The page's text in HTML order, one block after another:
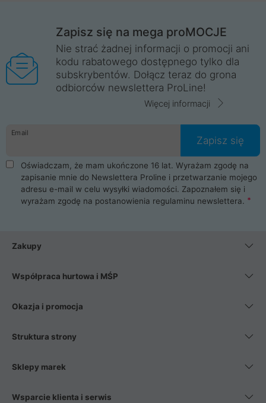
Zapisz się na mega proMOCJE
Nie strać żadnej informacji o promocji ani
kodu rabatowego dostępnego tylko dla
subskrybentów. Dołącz teraz do grona
odbiorców newslettera ProLine!
Więcej informacji
Email
Zapisz się
Oświadczam, że mam ukończone 16 lat. Wyrażam zgodę na
zapisanie mnie do Newslettera Proline i przetwarzanie mojego
adresu e-mail w celu wysyłki wiadomości. Zapoznałem się i
wyrażam zgodę na postanowienia regulaminu newslettera.
Zakupy
Współpraca hurtowa i MŚP
Okazja i promocja
Struktura strony
Sklepy marek
Wsparcie klienta i serwis